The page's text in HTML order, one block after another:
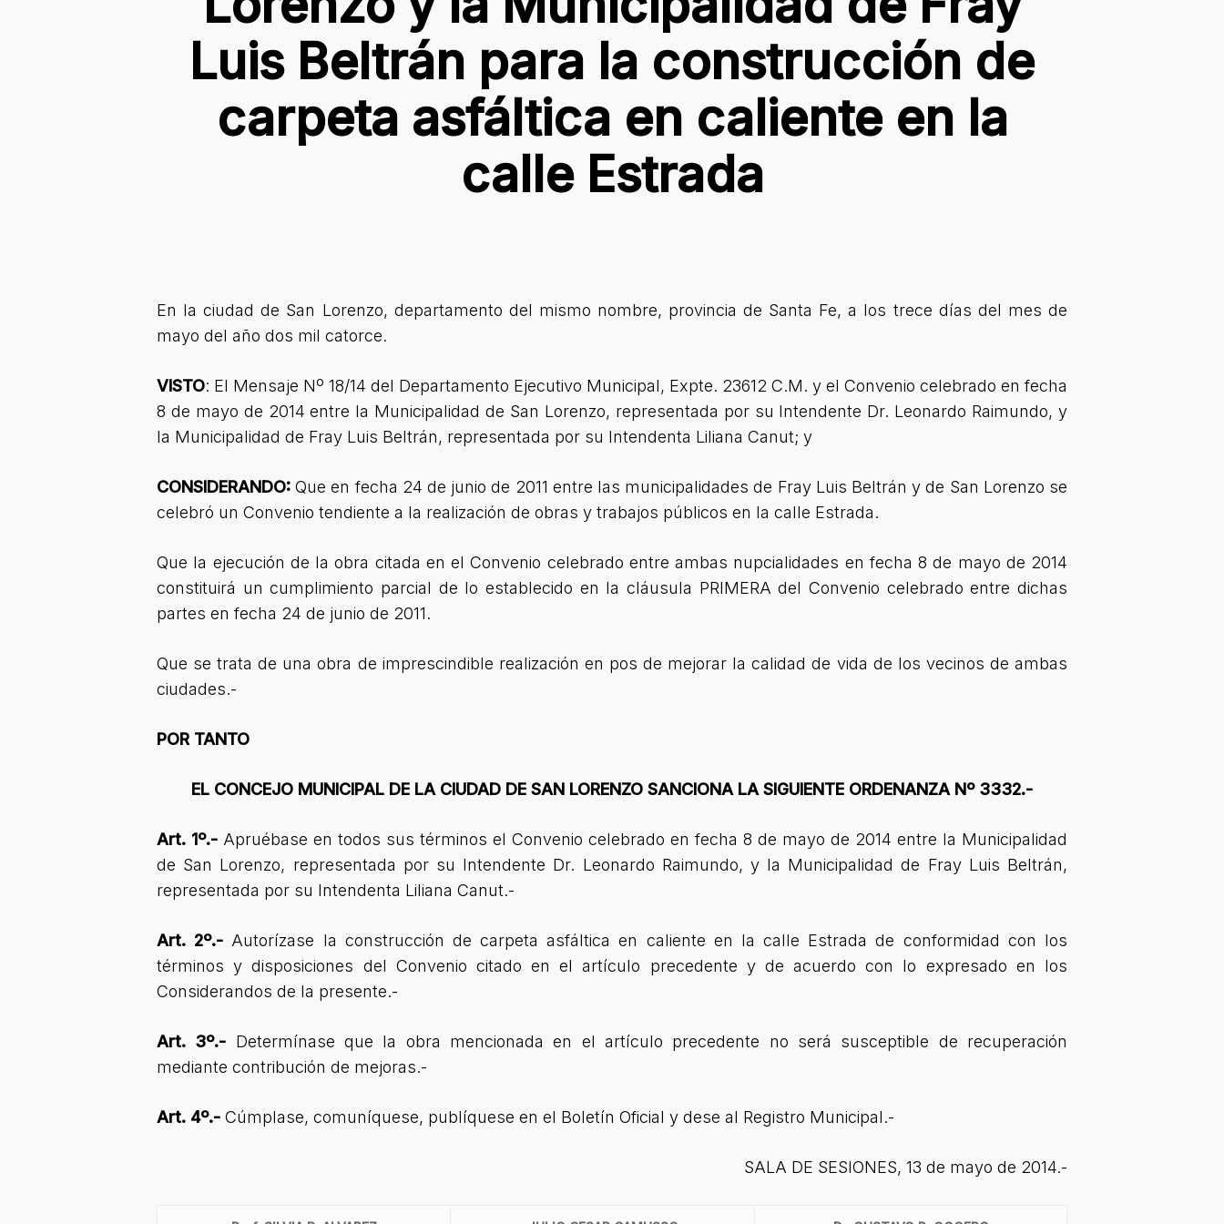
Luis Beltrán para la construcción de
carpeta asfáltica en caliente en la
calle Estrada
En la ciudad de San Lorenzo, departamento del mismo nombre, provincia de Santa Fe, a los trece días del mes de
mayo del año dos mil catorce.
VISTO: El Mensaje Nº 18/14 del Departamento Ejecutivo Municipal, Expte. 23612 C.M. y el Convenio celebrado en fecha
8 de mayo de 2014 entre la Municipalidad de San Lorenzo, representada por su Intendente Dr. Leonardo Raimundo, y
la Municipalidad de Fray Luis Beltrán, representada por su Intendenta Liliana Canut; y
CONSIDERANDO: Que en fecha 24 de junio de 2011 entre las municipalidades de Fray Luis Beltrán y de San Lorenzo se
celebró un Convenio tendiente a la realización de obras y trabajos públicos en la calle Estrada.
Que la ejecución de la obra citada en el Convenio celebrado entre ambas nupcialidades en fecha 8 de mayo de 2014
constituirá un cumplimiento parcial de lo establecido en la cláusula PRIMERA del Convenio celebrado entre dichas
partes en fecha 24 de junio de 2011.
Que se trata de una obra de imprescindible realización en pos de mejorar la calidad de vida de los vecinos de ambas
ciudades.-
POR TANTO
EL CONCEJO MUNICIPAL DE LA CIUDAD DE SAN LORENZO SANCIONA LA SIGUIENTE ORDENANZA Nº 3332.-
Art. 1º.- Apruébase en todos sus términos el Convenio celebrado en fecha 8 de mayo de 2014 entre la Municipalidad
de San Lorenzo, representada por su Intendente Dr. Leonardo Raimundo, y la Municipalidad de Fray Luis Beltrán,
representada por su Intendenta Liliana Canut.-
Art. 2º.- Autorízase la construcción de carpeta asfáltica en caliente en la calle Estrada de conformidad con los
términos y disposiciones del Convenio citado en el artículo precedente y de acuerdo con lo expresado en los
Considerandos de la presente.-
Art. 3º.- Determínase que la obra mencionada en el artículo precedente no será susceptible de recuperación
mediante contribución de mejoras.-
Art. 4º.- Cúmplase, comuníquese, publíquese en el Boletín Oficial y dese al Registro Municipal.-
SALA DE SESIONES, 13 de mayo de 2014.-